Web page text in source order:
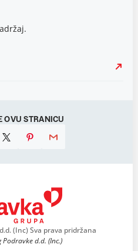
OVU STRANICU
(Inc) Sva prava pridržana
d.d. (Inc.)